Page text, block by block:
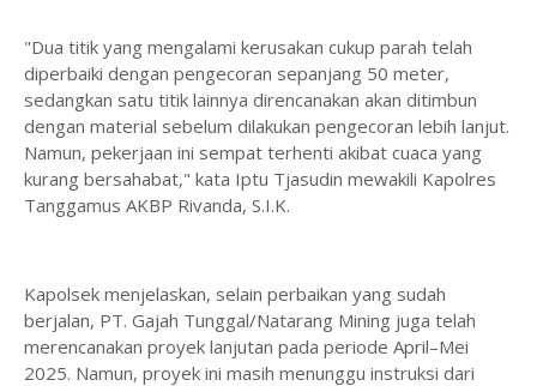
"Dua titik yang mengalami kerusakan cukup parah telah
diperbaiki dengan pengecoran sepanjang 50 meter,
sedangkan satu titik lainnya direncanakan akan ditimbun
dengan material sebelum dilakukan pengecoran lebih lanjut.
Namun, pekerjaan ini sempat terhenti akibat cuaca yang
kurang bersahabat," kata Iptu Tjasudin mewakili Kapolres
Tanggamus AKBP Rivanda, S.I.K.
Kapolsek menjelaskan, selain perbaikan yang sudah
berjalan, PT. Gajah Tunggal/Natarang Mining juga telah
merencanakan proyek lanjutan pada periode April–Mei
2025. Namun, proyek ini masih menunggu instruksi dari